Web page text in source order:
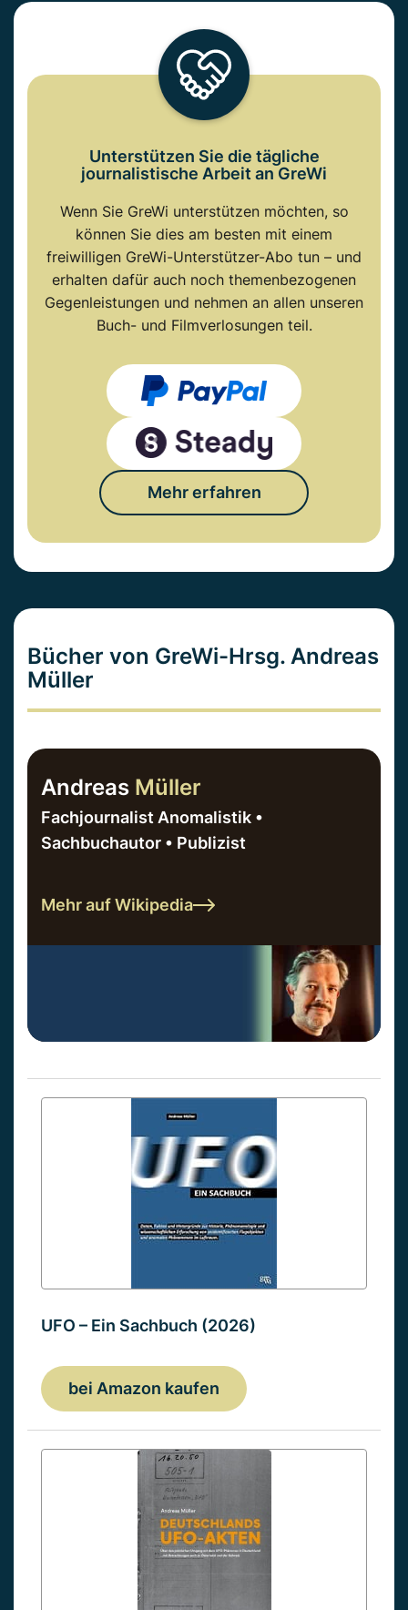
Unterstützen Sie die tägliche
journalistische Arbeit an GreWi
Wenn Sie GreWi unterstützen möchten, so
können Sie dies am besten mit einem
freiwilligen GreWi-Unterstützer-Abo tun – und
erhalten dafür auch noch themenbezogenen
Gegenleistungen und nehmen an allen unseren
Buch- und Filmverlosungen teil.
Mehr erfahren
Bücher von GreWi-Hrsg. Andreas
Müller
Andreas Müller
Fachjournalist Anomalistik •
Sachbuchautor • Publizist
Mehr auf Wikipedia
UFO – Ein Sachbuch (2026)
bei Amazon kaufen